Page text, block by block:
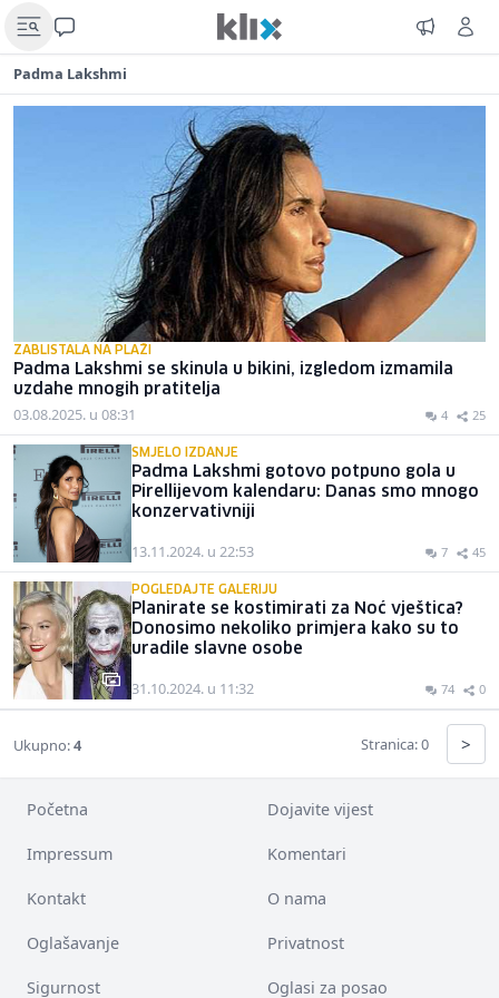
Padma Lakshmi
ZABLISTALA NA PLAŽI
Padma Lakshmi se skinula u bikini, izgledom izmamila
uzdahe mnogih pratitelja
03.08.2025. u 08:31 4 25
SMJELO IZDANJE
Padma Lakshmi gotovo potpuno gola u
Pirellijevom kalendaru: Danas smo mnogo
konzervativniji
13.11.2024. u 22:53 7 45
POGLEDAJTE GALERIJU
Planirate se kostimirati za Noć vještica?
Donosimo nekoliko primjera kako su to
uradile slavne osobe
31.10.2024. u 11:32 74 0
Ukupno:4 Stranica: 0 >
Početna Dojavite vijest
Impressum Komentari
Kontakt O nama
Oglašavanje Privatnost
Sigurnost Oglasi za posao